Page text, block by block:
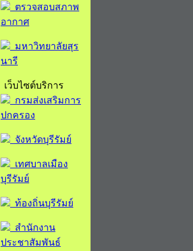
ตรวจสอบสภาพ
อากาศ
มหาวิทยาลัยสุร
นารี
เว็บไซต์บริการ
กรมส่งเสริมการ
ปกครอง
จังหวัดบุรีรัมย์
เทศบาลเมือง
บุรีรัมย์
ท้องถิ่นบุรีรัมย์
สำนักงาน
ประชาสัมพันธ์